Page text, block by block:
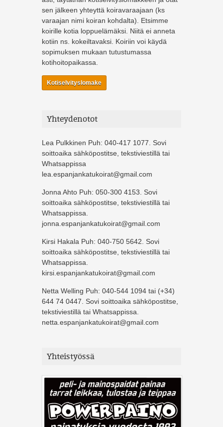
sen jälkeen yhteyttä koiravaraajaan (ks
varaajan nimi koiran kohdalta). Etsimme
koirille kotia loppuelämäksi. Niitä ei anneta
kotiin ns. kokeiltavaksi. Koiriin voi käydä
sopimuksen mukaan tutustumassa
kotihoitopaikassa.
Kotiselvityslomake
Yhteydenotot
Lea Pulkkinen Puh: 040-417 1077. Sovi
soittoaika sähköpostitse, tekstiviestillä tai
Whatsappissa
lea.espanjankatukoirat@gmail.com
Jonna Ahto Puh: 050-300 4153. Sovi
soittoaika sähköpostitse, tekstiviestillä tai
Whatsappissa.
jonna.espanjankatukoirat@gmail.com
Kirsi Hakala Puh: 040-750 5642. Sovi
soittoaika sähköpostitse, tekstiviestillä tai
Whatsappissa.
kirsi.espanjankatukoirat@gmail.com
Netta Welling Puh: 040-544 1094 tai (+34)
644 74 0447. Sovi soittoaika sähköpostitse,
tekstiviestillä tai Whatsappissa.
netta.espanjankatukoirat@gmail.com
Yhteistyössä